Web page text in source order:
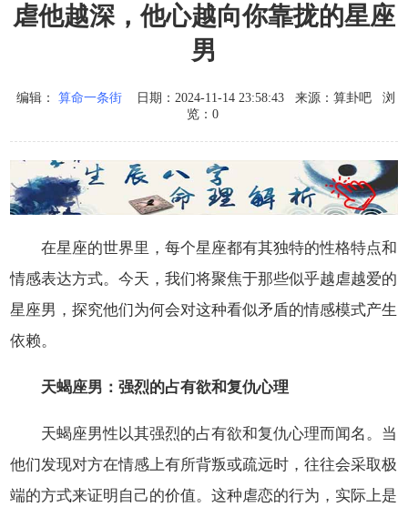
虐他越深，他心越向你靠拢的星座
男
编辑： 算命一条街 日期：2024-11-14 23:58:43 来源：算卦吧
浏
览：0
在星座的世界里，每个星座都有其独特的性格特点和
情感表达方式。今天，我们将聚焦于那些似乎越虐越爱的
星座男，探究他们为何会对这种看似矛盾的情感模式产生
依赖。
天蝎座男：强烈的占有欲和复仇心理
天蝎座男性以其强烈的占有欲和复仇心理而闻名。当
他们发现对方在情感上有所背叛或疏远时，往往会采取极
端的方式来证明自己的价值。这种虐恋的行为，实际上是